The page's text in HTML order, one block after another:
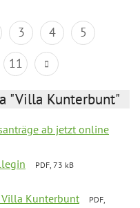
3 4
5
11
"Villa Kunterbunt"
ab jetzt online
PDF, 73 kB
Kunterbunt
PDF,